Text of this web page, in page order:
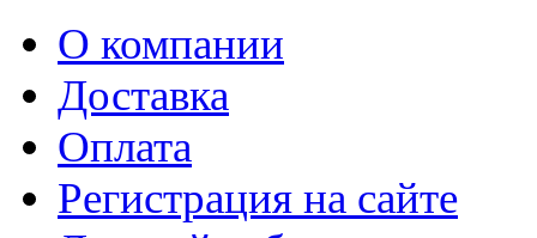
О компании
Доставка
Оплата
Регистрация на сайте